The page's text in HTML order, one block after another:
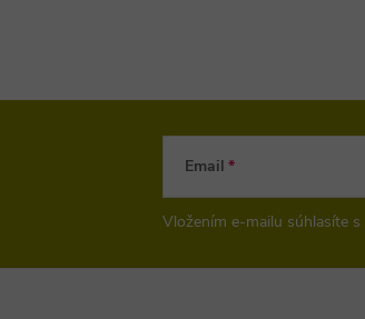
Email
Vložením e-mailu súhlasíte s